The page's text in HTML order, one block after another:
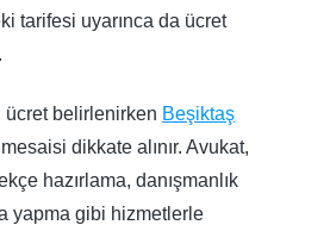
tarifesi uyarınca da ücret
ücret belirlenirken Beşiktaş
dikkate alınır. Avukat,
hazırlama, danışmanlık
yapma gibi hizmetlerle